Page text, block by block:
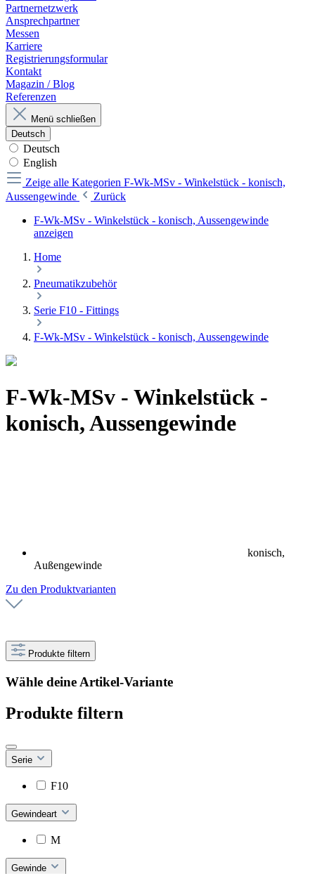
Partnernetzwerk
Ansprechpartner
Messen
Karriere
Registrierungsformular
Kontakt
Magazin / Blog
Referenzen
Menü schließen
Deutsch
Deutsch
English
Zeige alle Kategorien F-Wk-MSv - Winkelstück - konisch,
Aussengewinde
Zurück
F-Wk-MSv - Winkelstück - konisch, Aussengewinde
anzeigen
Home
Pneumatikzubehör
Serie F10 - Fittings
F-Wk-MSv - Winkelstück - konisch, Aussengewinde
F-Wk-MSv - Winkelstück -
konisch, Aussengewinde
konisch,
Außengewinde
Zu den Produktvarianten
Produkte filtern
Wähle deine Artikel-Variante
Produkte filtern
Serie
F10
Gewindeart
M
Gewinde